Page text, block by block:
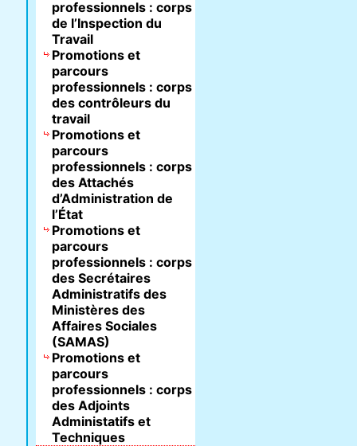
professionnels : corps
de l’Inspection du
Travail
Promotions et
parcours
professionnels : corps
des contrôleurs du
travail
Promotions et
parcours
professionnels : corps
des Attachés
d’Administration de
l’État
Promotions et
parcours
professionnels : corps
des Secrétaires
Administratifs des
Ministères des
Affaires Sociales
(SAMAS)
Promotions et
parcours
professionnels : corps
des Adjoints
Administatifs et
Techniques